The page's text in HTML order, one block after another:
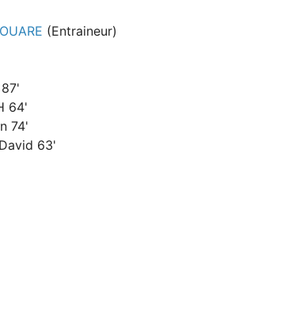
(Entraineur)
64'
74'
63'